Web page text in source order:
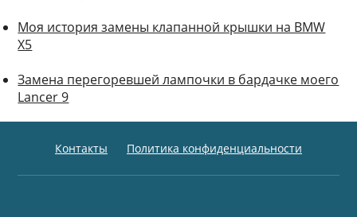
Моя история замены клапанной крышки на BMW
X5
Замена перегоревшей лампочки в бардачке моего
Lancer 9
Контакты Политика конфиденциальности